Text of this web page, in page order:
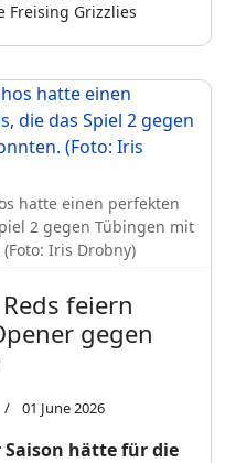
Freising Grizzlies
hatte einen perfekten
2 gegen Tübingen mit
Iris Drobny)
feiern
gegen
01 June 2026
Saison hätte für die